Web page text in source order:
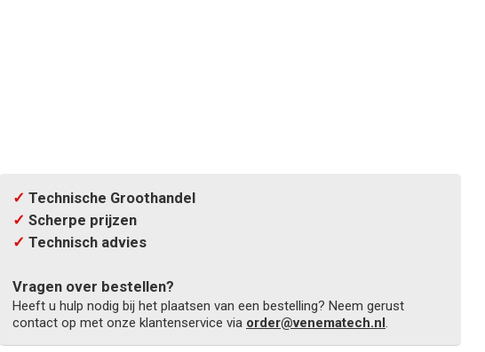
✓ Technische Groothandel
✓ Scherpe prijzen
✓ Technisch advies
Vragen over bestellen?
Heeft u hulp nodig bij het plaatsen van een bestelling? Neem gerust
contact op met onze klantenservice via order@venematech.nl.